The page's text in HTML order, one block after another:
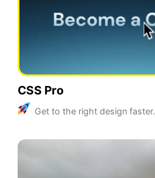
CSS Pro
Get to the right design faster.